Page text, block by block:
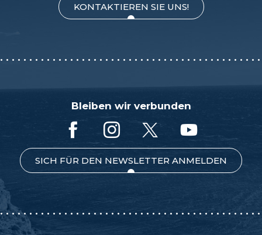
KONTAKTIEREN SIE UNS!
Bleiben wir verbunden
SICH FÜR DEN NEWSLETTER ANMELDEN